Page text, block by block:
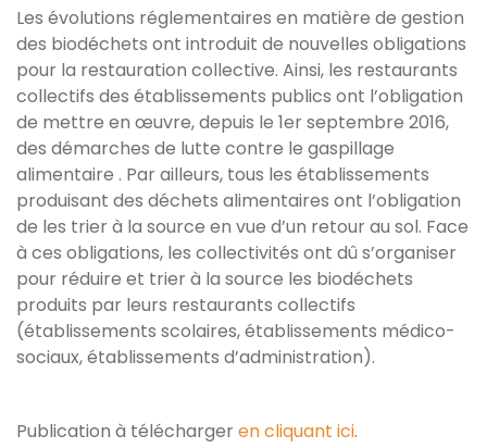
Les évolutions réglementaires en matière de gestion
des biodéchets ont introduit de nouvelles obligations
pour la restauration collective. Ainsi, les restaurants
collectifs des établissements publics ont l’obligation
de mettre en œuvre, depuis le 1er septembre 2016,
des démarches de lutte contre le gaspillage
alimentaire . Par ailleurs, tous les établissements
produisant des déchets alimentaires ont l’obligation
de les trier à la source en vue d’un retour au sol. Face
à ces obligations, les collectivités ont dû s’organiser
pour réduire et trier à la source les biodéchets
produits par leurs restaurants collectifs
(établissements scolaires, établissements médico-
sociaux, établissements d’administration).
Publication à téléchargeren cliquant ici.